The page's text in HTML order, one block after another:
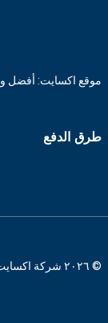
موقع اكسايت: أفضل
طرق الدفع
© ٢٠٢٦ شركة اكسايت للتجارة العامة ش.ش.و